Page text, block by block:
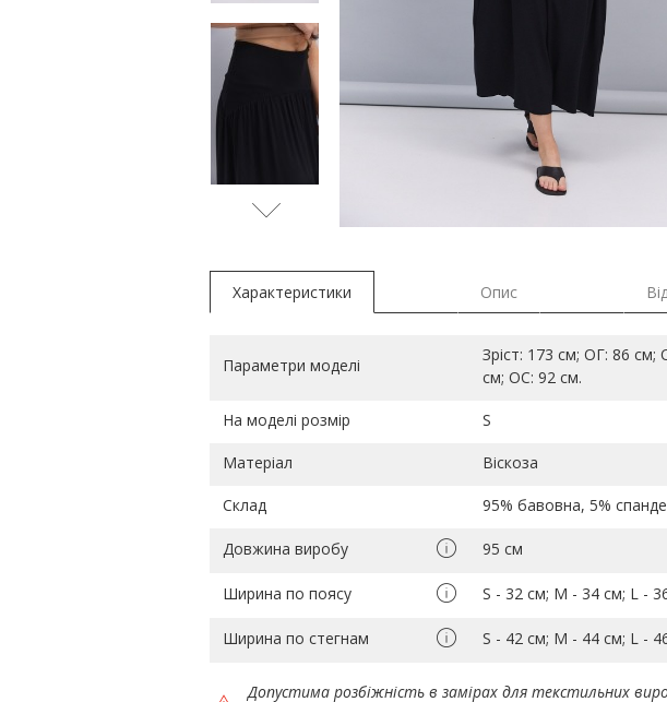
Характеристики Опис
Параметри моделі
Зріст: 173 см; ОГ: 86 см;
см; ОС: 92 см.
На моделі розмір S
Матеріал Віскоза
Склад 95% бавовна, 5%
Довжина виробу 95 см
Ширина по поясу S - 32 см; M - 34 см; L -
Ширина по стегнам S - 42 см; M - 44 см; L -
Допустима розбіжність в замірах для текстильних